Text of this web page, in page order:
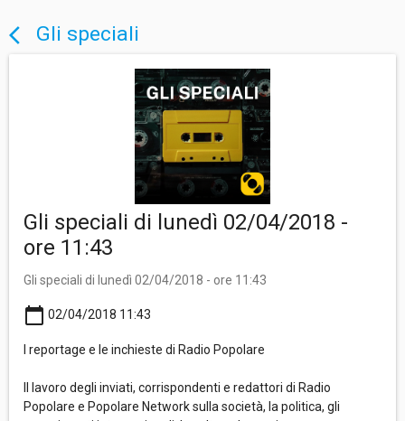
arrow_back_ios Gli speciali
Gli speciali di lunedì 02/04/2018 -
ore 11:43
Gli speciali di lunedì 02/04/2018 - ore 11:43
calendar_today 02/04/2018 11:43
I reportage e le inchieste di Radio Popolare
Il lavoro degli inviati, corrispondenti e redattori di Radio
Popolare e Popolare Network sulla società, la politica, gli